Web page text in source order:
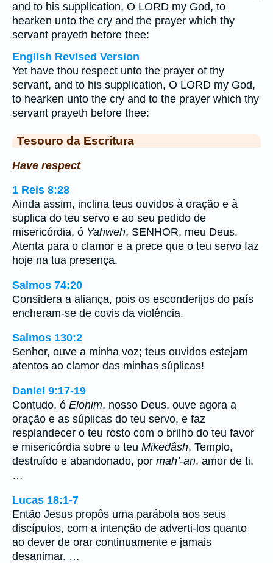
and to his supplication, O LORD my God, to
hearken unto the cry and the prayer which thy
servant prayeth before thee:
English Revised Version
Yet have thou respect unto the prayer of thy
servant, and to his supplication, O LORD my God,
to hearken unto the cry and to the prayer which thy
servant prayeth before thee:
Tesouro da Escritura
Have respect
1 Reis 8:28
Ainda assim, inclina teus ouvidos à oração e à
suplica do teu servo e ao seu pedido de
misericórdia, ó Yahweh, SENHOR, meu Deus.
Atenta para o clamor e a prece que o teu servo faz
hoje na tua presença.
Salmos 74:20
Considera a aliança, pois os esconderijos do país
encheram-se de covis da violência.
Salmos 130:2
Senhor, ouve a minha voz; teus ouvidos estejam
atentos ao clamor das minhas súplicas!
Daniel 9:17-19
Contudo, ó Elohim, nosso Deus, ouve agora a
oração e as súplicas do teu servo, e faz
resplandecer o teu rosto com o brilho do teu favor
e misericórdia sobre o teu Mikedâsh, Templo,
destruído e abandonado, por mah’-an, amor de ti.
…
Lucas 18:1-7
Então Jesus propôs uma parábola aos seus
discípulos, com a intenção de adverti-los quanto
ao dever de orar continuamente e jamais
desanimar. …